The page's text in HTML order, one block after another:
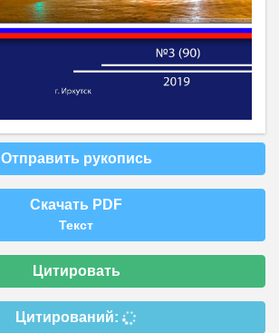
Отправить рукопись
Скачать PDF
Текст
Цитировать
Цитирований: